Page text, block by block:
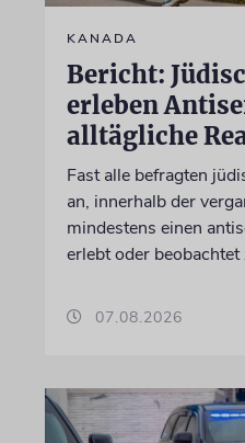
KANADA
Bericht:
erleben
alltägliche
Fast alle befragten
an, innerhalb der
mindestens einen
erlebt oder beobachtet
07.08.2026